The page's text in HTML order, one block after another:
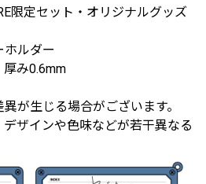
限定セット・オリジナルグッズ
ホルダー
み0.6mm
が生じる場合がございます。
ザインや色味などが若干異なる